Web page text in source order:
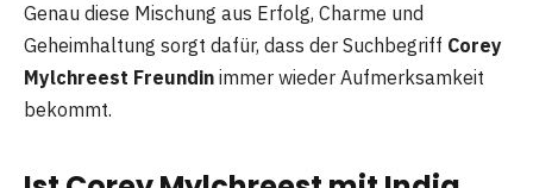
Genau diese Mischung aus Erfolg, Charme und
Geheimhaltung sorgt dafür, dass der Suchbegriff Corey
Mylchreest Freundin immer wieder Aufmerksamkeit
bekommt.